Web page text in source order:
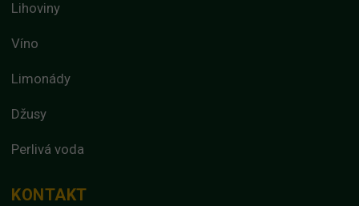
Lihoviny
Víno
Limonády
Džusy
Perlivá voda
KONTAKT